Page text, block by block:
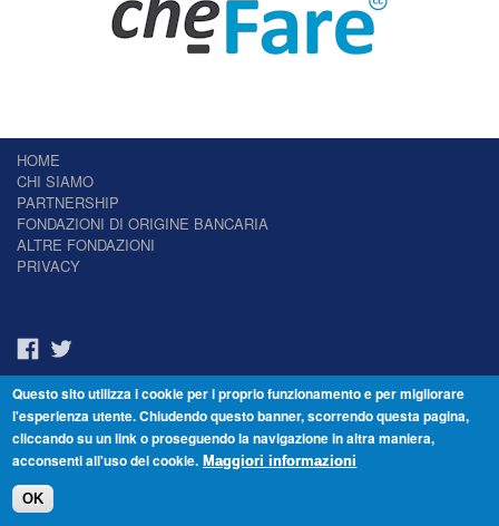
HOME
CHI SIAMO
PARTNERSHIP
FONDAZIONI DI ORIGINE BANCARIA
ALTRE FONDAZIONI
PRIVACY
Il Giornale delle Fondazioni - Periodico telematico
Reg. Tribunale n.7 del 22/07/2014 – ISSN 2421-2466
© Fondazione Venezia 2000 - Dorsoduro 3488/U - 30123 Venezia - Italia -
Questo sito utilizza i cookie per i proprio funzionamento e per migliorare
l'esperienza utente. Chiudendo questo banner, scorrendo questa pagina,
cliccando su un link o proseguendo la navigazione in altra maniera,
acconsenti all'uso dei cookie. Maggiori informazioni
OK